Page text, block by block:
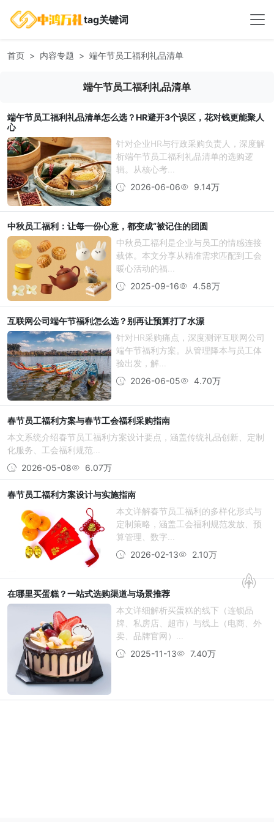
tag关键词
首页 内容专题 端午节员工福利礼品清单
端午节员工福利礼品清单
端午节员工福利礼品清单怎么选？HR避开3个误区，花对钱更能聚人
心
针对企业HR与行政采购负责人，深度解
析端午节员工福利礼品清单的选购逻
辑。从核心考...
2026-06-06
9.14万
中秋员工福利：让每一份心意，都变成“被记住的团圆
中秋员工福利是企业与员工的情感连接
载体。本文分享从精准需求匹配到工会
暖心活动的福...
2025-09-16
4.58万
互联网公司端午节福利怎么选？别再让预算打了水漂
针对HR采购痛点，深度测评互联网公司
端午节福利方案。从管理降本与员工体
验出发，解...
2026-06-05
4.70万
春节员工福利方案与春节工会福利采购指南
本文系统介绍春节员工福利方案设计要点，涵盖传统礼品创新、定制
化服务、工会福利规范...
2026-05-08
6.07万
春节员工福利方案设计与实施指南
本文详解春节员工福利的多样化形式与
定制策略，涵盖工会福利规范发放、预
算管理、数字...
2026-02-13
2.10万
在哪里买蛋糕？一站式选购渠道与场景推荐
本文详细解析买蛋糕的线下（连锁品
牌、私房店、超市）与线上（电商、外
卖、品牌官网）...
2025-11-13
7.40万